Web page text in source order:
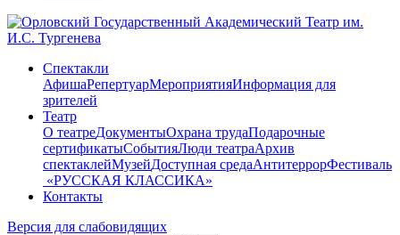
Спектакли
АфишаРепертуарМероприятияИнформация для
зрителей
Театр
О театреДокументыОхрана трудаПодарочные
сертификатыСобытияЛюди театраАрхив
спектаклейМузейДоступная средаАнтитеррорФестиваль
​ «РУССКАЯ КЛАССИКА»
Контакты
Версия для слабовидящих